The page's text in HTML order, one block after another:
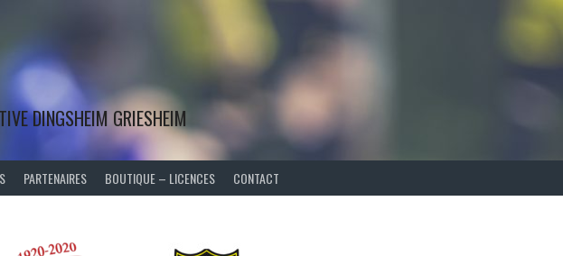
DINGSHEIM GRIESHEIM
PARTENAIRES BOUTIQUE – LICENCES CONTACT